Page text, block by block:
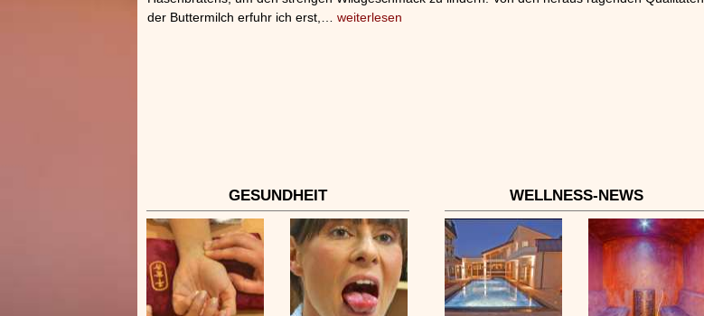
der Buttermilch erfuhr ich erst,… weiterlesen
GESUNDHEIT WELLNESS-NEWS